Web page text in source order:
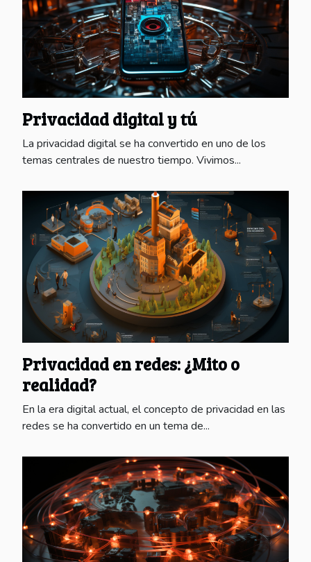
Privacidad digital y tú
La privacidad digital se ha convertido en uno de los
temas centrales de nuestro tiempo. Vivimos...
Privacidad en redes: ¿Mito o
realidad?
En la era digital actual, el concepto de privacidad en las
redes se ha convertido en un tema de...